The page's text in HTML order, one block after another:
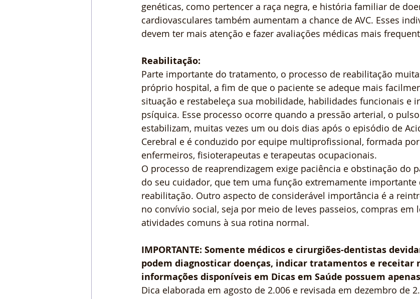
genéticas, como pertencer a raça negra, e história familiar de
cardiovasculares também aumentam a chance de AVC. Esses
devem ter mais atenção e fazer avaliações médicas mais
Reabilitação:
Parte importante do tratamento, o processo de reabilitação
próprio hospital, a fim de que o paciente se adeque mais
situação e restabeleça sua mobilidade, habilidades funcionais e
psíquica. Esse processo ocorre quando a pressão arterial, o
estabilizam, muitas vezes um ou dois dias após o episódio de
Cerebral e é conduzido por equipe multiprofissional, formada
enfermeiros, fisioterapeutas e terapeutas ocupacionais.
O processo de reaprendizagem exige paciência e obstinação do
do seu cuidador, que tem uma função extremamente importante
reabilitação. Outro aspecto de considerável importância é a
no convívio social, seja por meio de leves passeios, compras em
atividades comuns à sua rotina normal.
IMPORTANTE: Somente médicos e cirurgiões-dentistas
podem diagnosticar doenças, indicar tratamentos e receitar
informações disponíveis em Dicas em Saúde possuem
Dica elaborada em agosto de 2.006 e revisada em dezembro de